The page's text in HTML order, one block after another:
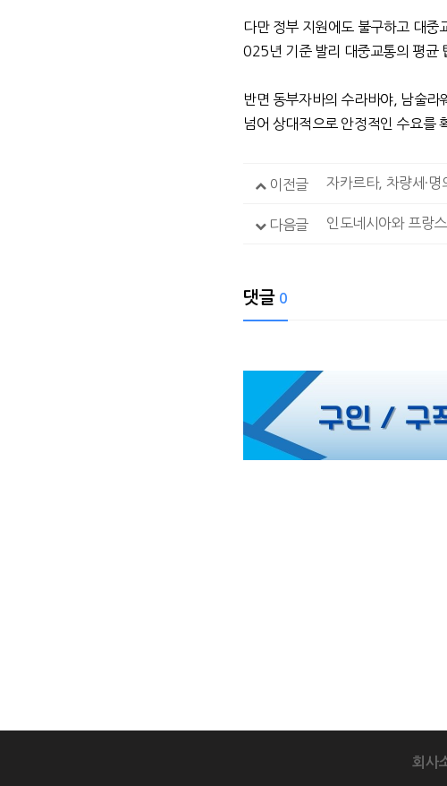
다만 정부 지원에도 불구하고 대중
025년 기준 발리 대중교통의 평균
반면 동부자바의 수라바야, 남술라
넘어 상대적으로 안정적인 수요를
이전글
다음글 인도네시아와 프랑
댓글 0
회사